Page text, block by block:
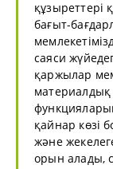
құзыреттері
бағыт-
саяси
қаржылар
материалдық
қайнар көзі
және
орын алады,